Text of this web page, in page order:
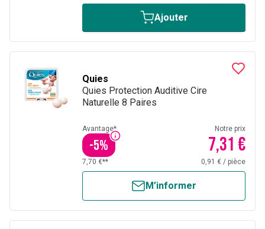
Ajouter
Quies
Quies Protection Auditive Cire
Naturelle 8 Paires
Avantage*
-5%
Notre prix
7,31 €
7,70 €** 0,91 € / pièce
M’informer